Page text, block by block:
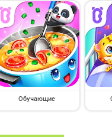
Обучающие